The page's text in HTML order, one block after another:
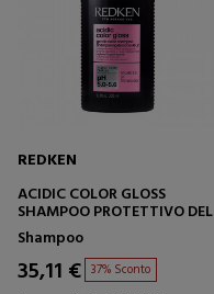
REDKEN
ACIDIC COLOR GLOSS
SHAMPOO PROTETTIVO DEL
COLORE
Shampoo
35,11 € 37% Sconto